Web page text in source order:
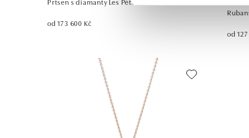
od 173 600 Kč
od